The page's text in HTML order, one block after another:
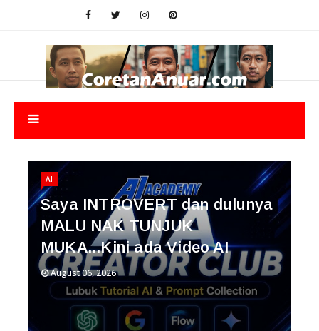
AI
Saya INTROVERT dan dulunya
MALU NAK TUNJUK
MUKA...Kini ada Video AI
August 06, 2026